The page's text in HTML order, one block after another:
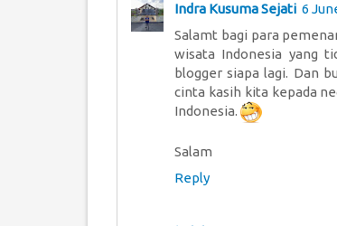
Indra Kusuma Sejati 6
Salamt bagi para
wisata Indonesia yang
blogger siapa lagi. Dan
cinta kasih kita kepada
Indonesia.
Salam
Reply